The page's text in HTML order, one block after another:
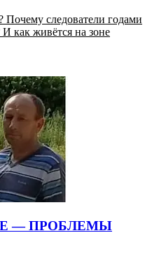
следователи годами
И как живётся на зоне
— ПРОБЛЕМЫ